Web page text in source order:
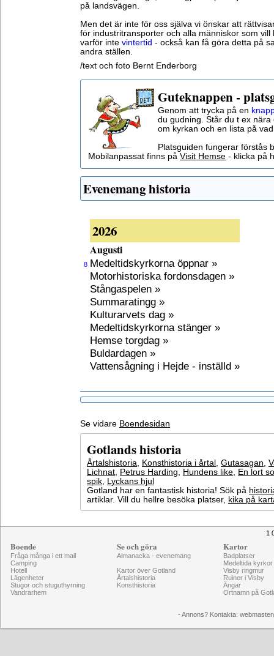
på landsvägen.
Men det är inte för oss själva vi önskar att
för industritransporter och alla människor som
varför inte vintertid - också kan få göra detta på
andra ställen.
/text och foto Bernt Enderborg
Guteknappen -
Genom att trycka på en
du gudning. Står du t ex
om kyrkan och en lista på
Platsguiden fungerar förstås
Mobilanpassat finns på Visit Hemse - klicka på
Evenemang historia
2026
Augusti
8 Medeltidskyrkorna öppnar »
Motorhistoriska fordonsdagen »
Stångaspelen »
Summaratingg »
Kulturarvets dag »
Medeltidskyrkorna stänger »
Hemse torgdag »
Buldardagen »
Vattensågning i Hejde - inställd »
Se vidare Boendesidan
Gotlands historia
Årtalshistoria, Konsthistoria i årtal , Gutasagan,
Lichnat, Petrus Harding, Hundens like, En lort
spik, Lyckans hjul
Gotland har en fantastisk historia! Sök på
artiklar. Vill du hellre besöka platser, kika på
1
Boende
Fråga många i ett mail
Camping
Hotell
Lägenheter
Stugor och stuguthyrning
Vandrarhem
Se och göra
Almanacka - evenemang
Kartor över Gotland
Årtalshistoria
Konsthistoria
Kartor
Badplatser
Medeltida kyrkor
Visby ringmur
Ruiner i Visby
Ängar
Ortnamn på
- Annons? Kontakta: